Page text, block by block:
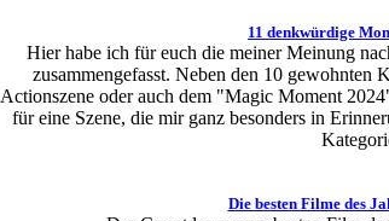
11 denkwürdige
Hier habe ich für euch die meiner Meinung
zusammengefasst. Neben den 10 gewohnten
Actionszene oder auch dem "Magic Moment
für eine Szene, die mir ganz besonders in
Die besten Filme des